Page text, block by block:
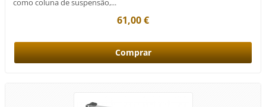
como coluna de suspensão,...
61,00 €